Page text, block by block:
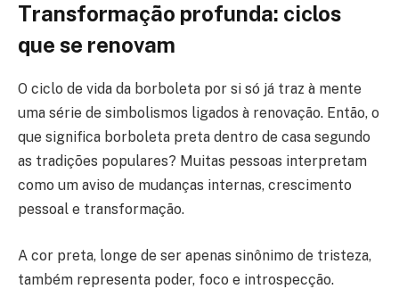
Transformação profunda: ciclos
que se renovam
O ciclo de vida da borboleta por si só já traz à mente
uma série de simbolismos ligados à renovação. Então, o
que significa borboleta preta dentro de casa segundo
as tradições populares? Muitas pessoas interpretam
como um aviso de mudanças internas, crescimento
pessoal e transformação.
A cor preta, longe de ser apenas sinônimo de tristeza,
também representa poder, foco e introspecção.